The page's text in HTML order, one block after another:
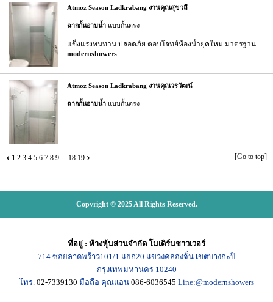
Atmoz Season Ladkrabang งานคุณสุขวลี
ฉากกั้นอาบน้ำ แบบกั้นตรง
แข็งแรงทนทาน ปลอดภัย ตอบโจทย์ห้องน้ำยุคใหม่ มาตรฐาน
modernshowers
Atmoz Season Ladkrabang งานคุณวรวัฒน์
ฉากกั้นอาบน้ำ แบบกั้นตรง
‹ 1 2 3 4 5 6 7 8 9 18 19 › [Go to top]
Copyright © 2025 All Rights Reserved.
ที่อยู่ : ห้างหุ้นส่วนจำกัด โมเดิร์นชาวเวอร์
714 ซอยลาดพร้าว101/1 แยก20 แขวงคลองจั่น เขตบางกะปิ
กรุงเทพมหานคร 10240
โทร. 02-7339130 มือถือ คุณแอน 086-6036545 Line:@modernshowers